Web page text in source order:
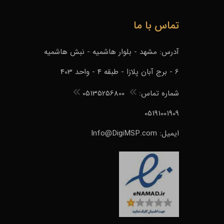
تماس با ما
آدرس: مشهد - بلوار هاشمیه - نبش هاشمیه
6 - برج آبان پلازا - طبقه 4 - واحد 403
شماره تماس:
05135256800
05191001909
ایمیل: Info@DigiMSP.com